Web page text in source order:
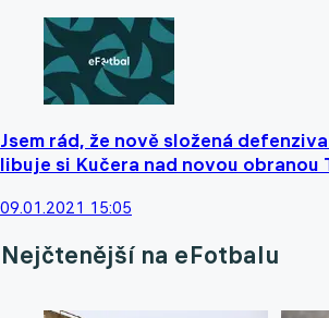
Jsem rád, že nově složená
libuje si Kučera nad novou obranou
09.01.2021 15:05
Nejčtenější na eFotbalu